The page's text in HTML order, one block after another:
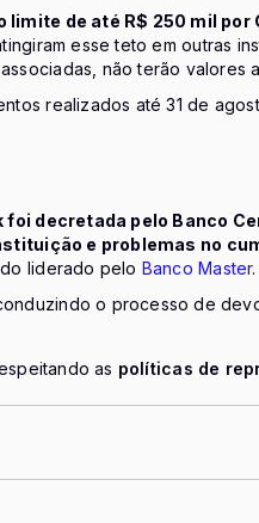
de até R$ 250 mil por
esse teto em outras
não terão valores
realizados até 31 de
foi decretada pelo Banco
e problemas no
liderado pelo Banco Master.
o processo de
as políticas de